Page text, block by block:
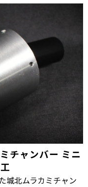
チャンバー ミニ
城北ムラカミチャン